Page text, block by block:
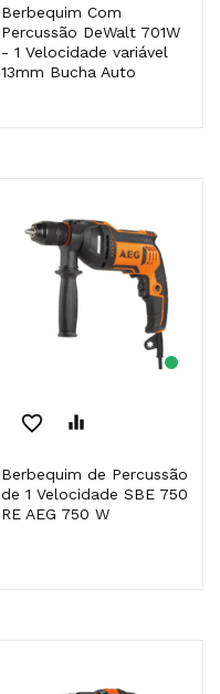
Berbequim Com
Percussão DeWalt 701W
- 1 Velocidade variável
13mm Bucha Auto
favorite_border equalizer
Berbequim de Percussão
de 1 Velocidade SBE 750
RE AEG 750 W